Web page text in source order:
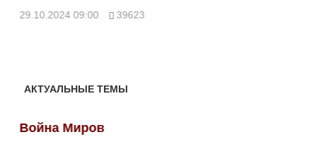
29.10.2024 09:00 39623
АКТУАЛЬНЫЕ ТЕМЫ
Война Миров